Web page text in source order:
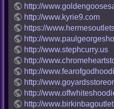
http://
http://www.kyrie9.com
https://
http://
http://www.stephcurry.us
http://
http://
http://
http://
http://